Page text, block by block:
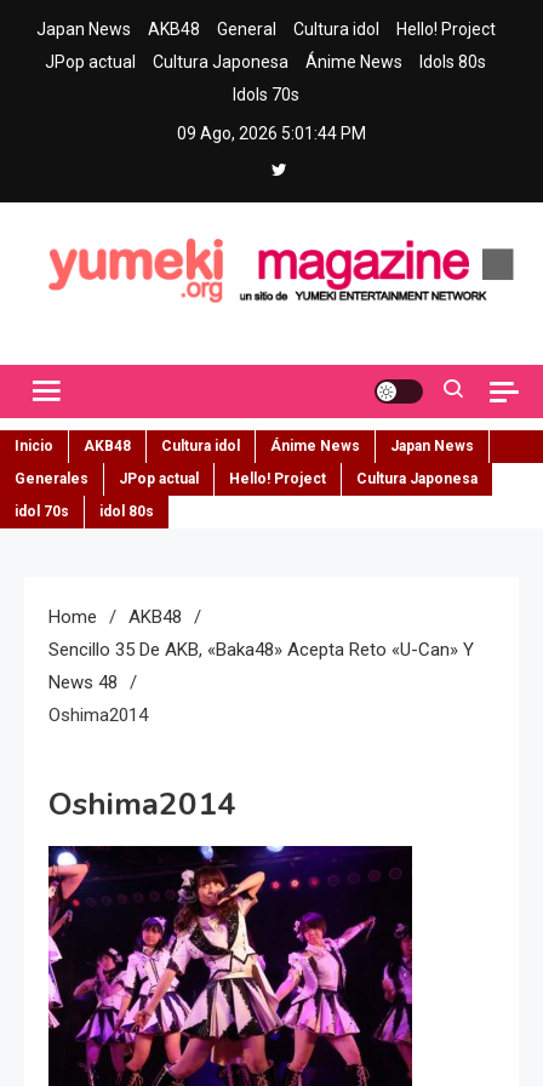
Japan News AKB48 General Cultura idol
Hello! Project
JPop actual
Cultura Japonesa Ánime News
Idols 80s
Idols 70s
09 Ago, 2026 5:01:45 PM
Inicio AKB48 Cultura idol Ánime News
Japan News
Generales
JPop actual Hello! Project
Cultura Japonesa
idol 70s
idol 80s
Home
AKB48
Sencillo 35 De AKB, «Baka48» Acepta Reto «U-Can» Y
News 48
Oshima2014
Oshima2014